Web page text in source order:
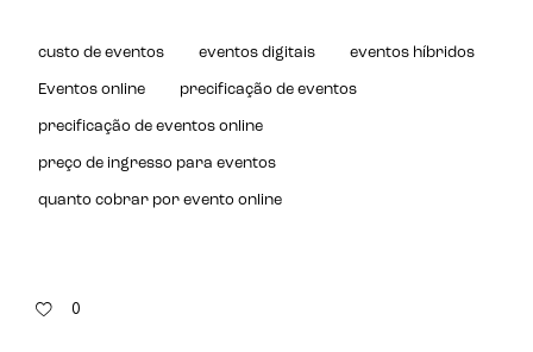
custo de eventos eventos digitais eventos híbridos
Eventos online precificação de eventos
precificação de eventos online
preço de ingresso para eventos
quanto cobrar por evento online
0